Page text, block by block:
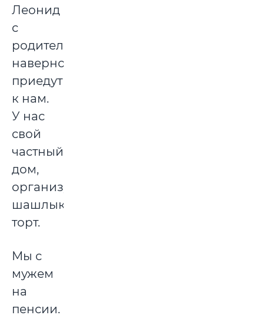
Леонид
с
родителями,
наверное,
приедут
к нам.
У нас
свой
частный
дом,
организуем
шашлыки,
торт.
Мы с
мужем
на
пенсии.